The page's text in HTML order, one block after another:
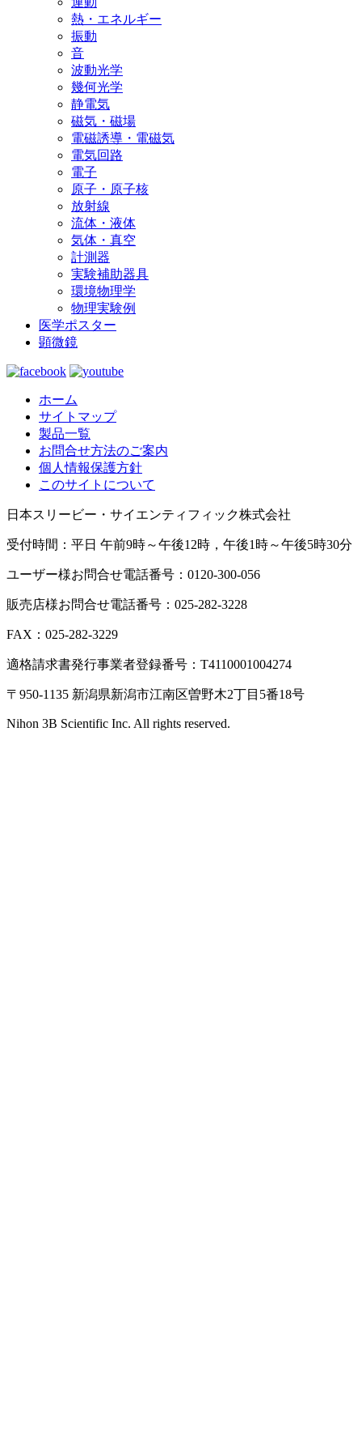
熱・エネルギー
振動
音
波動光学
幾何光学
静電気
磁気・磁場
電磁誘導・電磁気
電気回路
電子
原子・原子核
放射線
流体・液体
気体・真空
計測器
実験補助器具
環境物理学
物理実験例
医学ポスター
顕微鏡
ホーム
サイトマップ
製品一覧
お問合せ方法のご案内
個人情報保護方針
このサイトについて
日本スリービー・サイエンティフィック株式会社
受付時間：平日 午前9時～午後12時，午後1時～午後5時30分
ユーザー様お問合せ電話番号：0120-300-056
販売店様お問合せ電話番号：025-282-3228
FAX：025-282-3229
適格請求書発行事業者登録番号：T4110001004274
〒950-1135 新潟県新潟市江南区曽野木2丁目5番18号
Nihon 3B Scientific Inc. All rights reserved.